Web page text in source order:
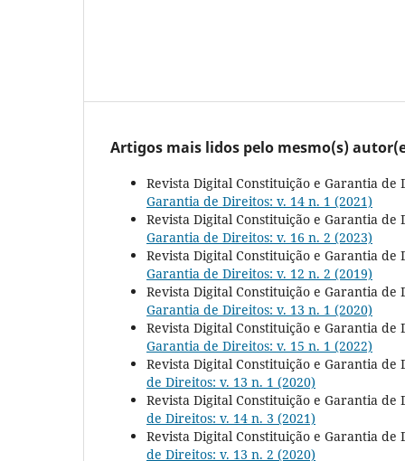
Artigos mais lidos pelo mesmo(s)
Revista Digital Constituição e Garantia de
Garantia de Direitos: v. 14 n. 1 (2021)
Revista Digital Constituição e Garantia de
Garantia de Direitos: v. 16 n. 2 (2023)
Revista Digital Constituição e Garantia de
Garantia de Direitos: v. 12 n. 2 (2019)
Revista Digital Constituição e Garantia de
Garantia de Direitos: v. 13 n. 1 (2020)
Revista Digital Constituição e Garantia de
Garantia de Direitos: v. 15 n. 1 (2022)
Revista Digital Constituição e Garantia de
de Direitos: v. 13 n. 1 (2020)
Revista Digital Constituição e Garantia de
de Direitos: v. 14 n. 3 (2021)
Revista Digital Constituição e Garantia de
de Direitos: v. 13 n. 2 (2020)